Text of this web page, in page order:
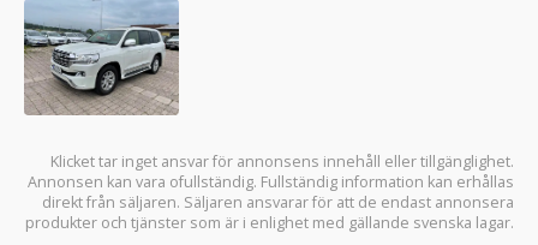
Klicket tar inget ansvar för annonsens innehåll eller tillgänglighet.
Annonsen kan vara ofullständig. Fullständig information kan erhållas
direkt från säljaren. Säljaren ansvarar för att de endast annonsera
produkter och tjänster som är i enlighet med gällande svenska lagar.